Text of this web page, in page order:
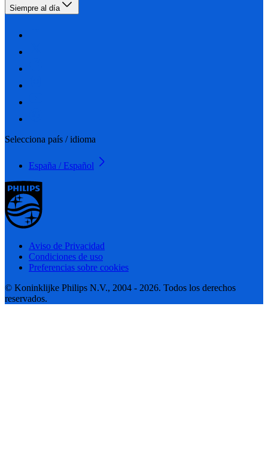
Siempre al día
Selecciona país / idioma
España / Español
Aviso de Privacidad
Condiciones de uso
Preferencias sobre cookies
© Koninklijke Philips N.V., 2004 - 2026. Todos los derechos
reservados.